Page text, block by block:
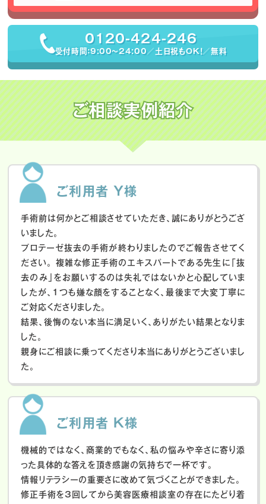
0120-424-246
受付時間：9:00〜24:00／土日祝もOK！／無料
ご相談実例紹介
ご利用者 Y様
手術前は何かとご相談させていただき、誠にありがとうござ
いました。
プロテーゼ抜去の手術が終わりましたのでご報告させてく
ださい。
複雑な修正手術のエキスパートである先生に「抜
去のみ」をお願いするのは失礼ではないかと心配していま
したが、１つも嫌な顔をすることなく、最後まで大変丁寧に
ご対応くださりました。
結果、後悔のない本当に満足いく、ありがたい結果となりま
した。
親身にご相談に乗ってくださり本当にありがとうございまし
た。
ご利用者 K様
機械的ではなく、商業的でもなく、私の悩みや辛さに寄り添
った具体的な答えを頂き感謝の気持ちで一杯です。
情報リテラシーの重要さに改めて気づくことができました。
修正手術を3回してから美容医療相談室の存在にたどり着